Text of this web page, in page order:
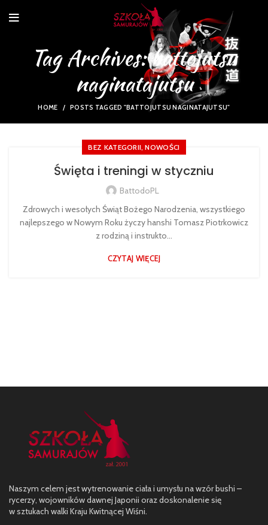
Tag Archives: battojutsu
naginatajutsu
HOME POSTS TAGGED "BATTOJUTSU NAGINATAJUTSU"
BEZ KATEGORII,NOWOŚCI
Święta i treningi w styczniu
BattodoPL
Zdrowych i wesołych Świąt Bożego Narodzenia, wszystkiego
najlepszego w Nowym Roku życzy hanshi Tomasz Piotrkowicz
z rodziną i instrukto...
CZYTAJ WIĘCEJ
Naszym celem jest wytrenowanie ciała i umysłu na wzór bushi –
rycerzy, wojowników dawnej Japonii oraz doskonalenie się
w sztukach walki Kraju Kwitnącej Wiśni.